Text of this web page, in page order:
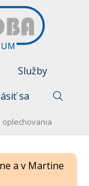
Služby
sa
oplechovania
a v Martine